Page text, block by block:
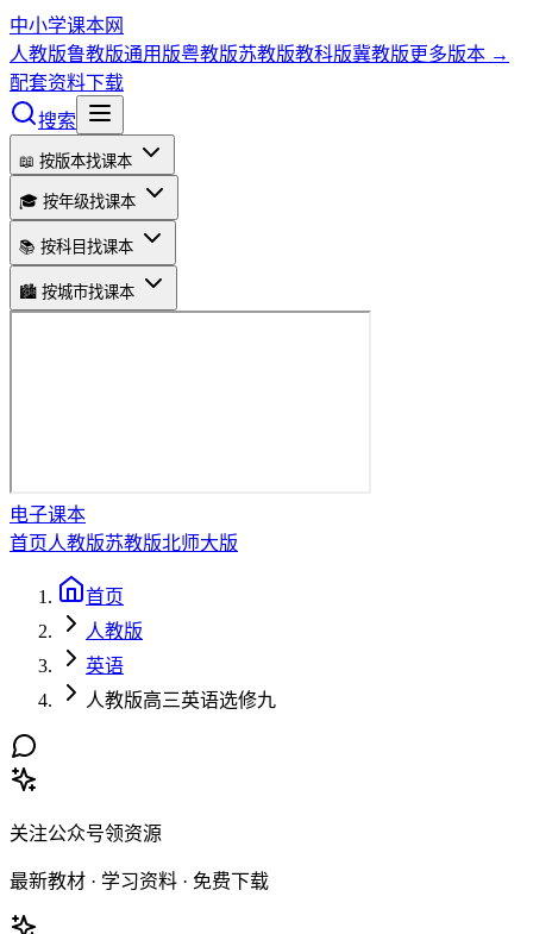
中小学课本网
人教版鲁教版通用版粤教版苏教版教科版冀教版更多版本 →
配套资料下载
搜索
📖 按版本找课本
🎓 按年级找课本
📚 按科目找课本
🏙️ 按城市找课本
电子课本
首页人教版苏教版北师大版
首页
人教版
英语
人教版高三英语选修九
关注公众号领资源
最新教材 · 学习资料 · 免费下载